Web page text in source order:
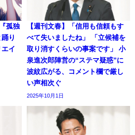
孤独
り
イ
【週刊文春】「信用も信頼もす
べて失いましたね」 「立候補を
取り消すくらいの事案です」 小
泉進次郎陣営の“ステマ疑惑”に
波紋広がる、コメント欄で厳し
い声相次ぐ
2025年10月1日